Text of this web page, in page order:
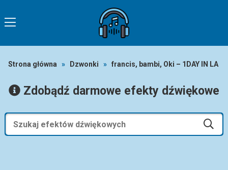
Strona główna » Dzwonki » francis, bambi, Oki – 1DAY IN LA
Zdobądź darmowe efekty dźwiękowe